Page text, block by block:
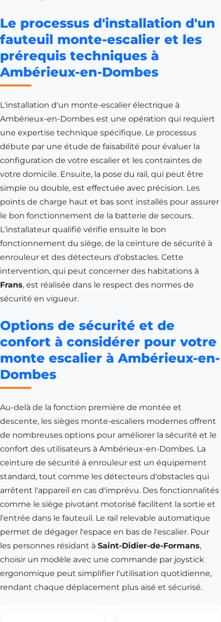
Le processus d'installation d'un
fauteuil monte-escalier et les
prérequis techniques à
Ambérieux-en-Dombes
L'installation d'un monte-escalier électrique à
Ambérieux-en-Dombes est une opération qui requiert
une expertise technique spécifique. Le processus
débute par une étude de faisabilité pour évaluer la
configuration de votre escalier et les contraintes de
votre domicile. Ensuite, la pose du rail, qui peut être
simple ou double, est effectuée avec précision. Les
points de charge haut et bas sont installés pour assurer
le bon fonctionnement de la batterie de secours.
L'installateur qualifié vérifie ensuite le bon
fonctionnement du siège, de la ceinture de sécurité à
enrouleur et des détecteurs d'obstacles. Cette
intervention, qui peut concerner des habitations à
Frans, est réalisée dans le respect des normes de
sécurité en vigueur.
Options de sécurité et de
confort à considérer pour votre
monte escalier à Ambérieux-en-
Dombes
Au-delà de la fonction première de montée et
descente, les sièges monte-escaliers modernes offrent
de nombreuses options pour améliorer la sécurité et le
confort des utilisateurs à Ambérieux-en-Dombes. La
ceinture de sécurité à enrouleur est un équipement
standard, tout comme les détecteurs d'obstacles qui
arrêtent l'appareil en cas d'imprévu. Des fonctionnalités
comme le siège pivotant motorisé facilitent la sortie et
l'entrée dans le fauteuil. Le rail relevable automatique
permet de dégager l'espace en bas de l'escalier. Pour
les personnes résidant à Saint-Didier-de-Formans,
choisir un modèle avec une commande par joystick
ergonomique peut simplifier l'utilisation quotidienne,
rendant chaque déplacement plus aisé et sécurisé.